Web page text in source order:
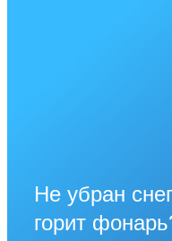
Не убран
горит